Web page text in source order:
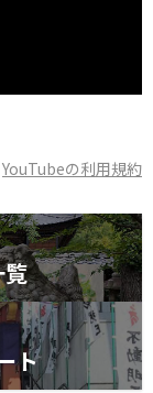
YouTubeの利用規約
ト